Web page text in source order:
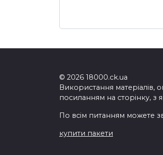
© 2026 18000.ck.ua
Використання матеріалів,
посиланням на сторінку, з
По всім питанням можете
купити пакети